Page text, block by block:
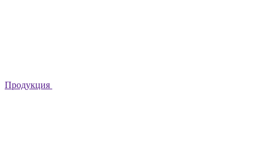
Продукция